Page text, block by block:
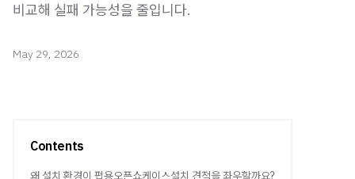
비교해 실패 가능성을 줄입니다.
May 29, 2026
Contents
왜 설치 환경이 펍용오픈쇼케이스설치 견적을 좌우할까요?